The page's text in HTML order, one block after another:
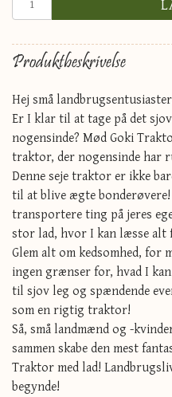
Produktbeskrivelse
Hej små
Er I klar til at tage på det
nogensinde? Mød Goki
traktor, der nogensinde har
Denne seje traktor er ikke
til at blive ægte
transportere ting på jeres
stor lad, hvor I kan læsse
Glem alt om kedsomhed, for
ingen grænser for, hvad I
til sjov leg og spændende
som en rigtig traktor!
Så, små landmænd og -
sammen skabe den mest
Traktor med lad!
begynde!